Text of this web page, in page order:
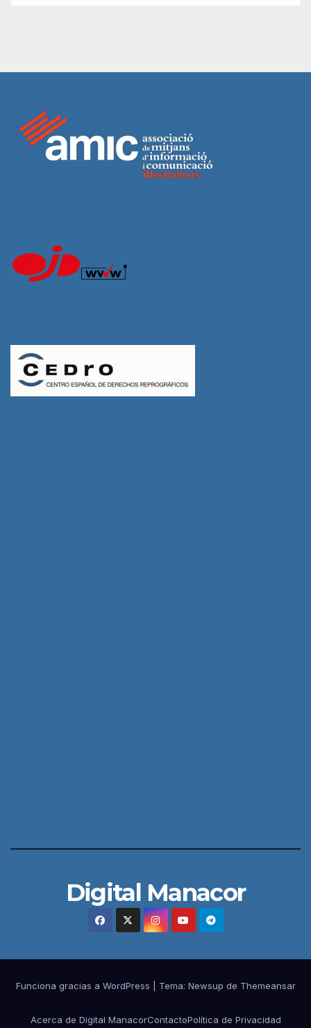
Digital Manacor
Funciona gracias a WordPress Tema: Newsup de Themeansar
Acerca de Digital ManacorContactoPolítica de Privacidad